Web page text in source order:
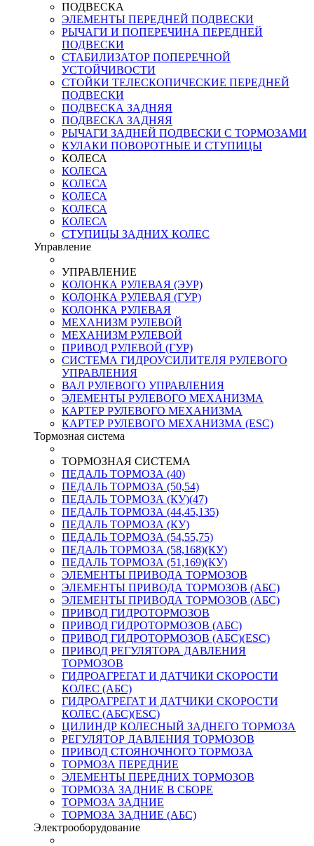
ПОДВЕСКА
ЭЛЕМЕНТЫ ПЕРЕДНЕЙ ПОДВЕСКИ
РЫЧАГИ И ПОПЕРЕЧИНА ПЕРЕДНЕЙ
ПОДВЕСКИ
СТАБИЛИЗАТОР ПОПЕРЕЧНОЙ
УСТОЙЧИВОСТИ
СТОЙКИ ТЕЛЕСКОПИЧЕСКИЕ ПЕРЕДНЕЙ
ПОДВЕСКИ
ПОДВЕСКА ЗАДНЯЯ
ПОДВЕСКА ЗАДНЯЯ
РЫЧАГИ ЗАДНЕЙ ПОДВЕСКИ С ТОРМОЗАМИ
КУЛАКИ ПОВОРОТНЫЕ И СТУПИЦЫ
КОЛЕСА
КОЛЕСА
КОЛЕСА
КОЛЕСА
КОЛЕСА
КОЛЕСА
СТУПИЦЫ ЗАДНИХ КОЛЕС
Управление
УПРАВЛЕНИЕ
КОЛОНКА РУЛЕВАЯ (ЭУР)
КОЛОНКА РУЛЕВАЯ (ГУР)
КОЛОНКА РУЛЕВАЯ
МЕХАНИЗМ РУЛЕВОЙ
МЕХАНИЗМ РУЛЕВОЙ
ПРИВОД РУЛЕВОЙ (ГУР)
СИСТЕМА ГИДРОУСИЛИТЕЛЯ РУЛЕВОГО
УПРАВЛЕНИЯ
ВАЛ РУЛЕВОГО УПРАВЛЕНИЯ
ЭЛЕМЕНТЫ РУЛЕВОГО МЕХАНИЗМА
КАРТЕР РУЛЕВОГО МЕХАНИЗМА
КАРТЕР РУЛЕВОГО МЕХАНИЗМА (ESC)
Тормозная система
ТОРМОЗНАЯ СИСТЕМА
ПЕДАЛЬ ТОРМОЗА (40)
ПЕДАЛЬ ТОРМОЗА (50,54)
ПЕДАЛЬ ТОРМОЗА (КУ)(47)
ПЕДАЛЬ ТОРМОЗА (44,45,135)
ПЕДАЛЬ ТОРМОЗА (КУ)
ПЕДАЛЬ ТОРМОЗА (54,55,75)
ПЕДАЛЬ ТОРМОЗА (58,168)(КУ)
ПЕДАЛЬ ТОРМОЗА (51,169)(КУ)
ЭЛЕМЕНТЫ ПРИВОДА ТОРМОЗОВ
ЭЛЕМЕНТЫ ПРИВОДА ТОРМОЗОВ (АБС)
ЭЛЕМЕНТЫ ПРИВОДА ТОРМОЗОВ (АБС)
ПРИВОД ГИДРОТОРМОЗОВ
ПРИВОД ГИДРОТОРМОЗОВ (АБС)
ПРИВОД ГИДРОТОРМОЗОВ (АБС)(ESC)
ПРИВОД РЕГУЛЯТОРА ДАВЛЕНИЯ
ТОРМОЗОВ
ГИДРОАГРЕГАТ И ДАТЧИКИ СКОРОСТИ
КОЛЕС (АБС)
ГИДРОАГРЕГАТ И ДАТЧИКИ СКОРОСТИ
КОЛЕС (АБС)(ESC)
ЦИЛИНДР КОЛЕСНЫЙ ЗАДНЕГО ТОРМОЗА
РЕГУЛЯТОР ДАВЛЕНИЯ ТОРМОЗОВ
ПРИВОД СТОЯНОЧНОГО ТОРМОЗА
ТОРМОЗА ПЕРЕДНИЕ
ЭЛЕМЕНТЫ ПЕРЕДНИХ ТОРМОЗОВ
ТОРМОЗА ЗАДНИЕ В СБОРЕ
ТОРМОЗА ЗАДНИЕ
ТОРМОЗА ЗАДНИЕ (АБС)
Электрооборудование